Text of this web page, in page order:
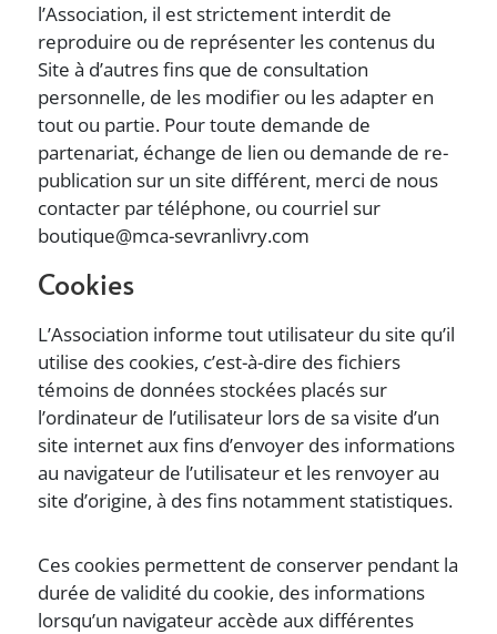
l’Association, il est strictement interdit de
reproduire ou de représenter les contenus du
Site à d’autres fins que de consultation
personnelle, de les modifier ou les adapter en
tout ou partie. Pour toute demande de
partenariat, échange de lien ou demande de re-
publication sur un site différent, merci de nous
contacter par téléphone, ou courriel sur
boutique@mca-sevranlivry.com
Cookies
L’Association informe tout utilisateur du site qu’il
utilise des cookies, c’est-à-dire des fichiers
témoins de données stockées placés sur
l’ordinateur de l’utilisateur lors de sa visite d’un
site internet aux fins d’envoyer des informations
au navigateur de l’utilisateur et les renvoyer au
site d’origine, à des fins notamment statistiques.
Ces cookies permettent de conserver pendant la
durée de validité du cookie, des informations
lorsqu’un navigateur accède aux différentes